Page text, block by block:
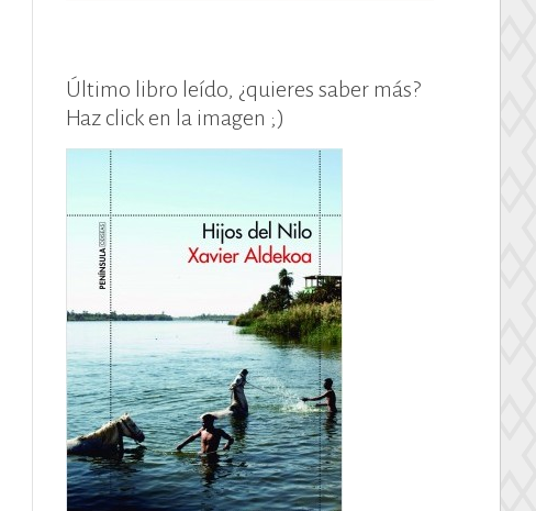
Último libro leído, ¿quieres saber más?
Haz click en la imagen ;)